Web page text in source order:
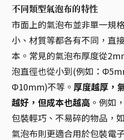
不同類型氣泡布的特性
市面上的氣泡布並非單一規
小、材質等都各有不同，直
本。常見的氣泡布厚度從
泡直徑也從小到(例如：
Φ10mm)不等。 厚度越厚，
越好，但成本也越高 。例如
包裝輕巧、不易碎的物品，
氣泡布則更適合用於包裝電